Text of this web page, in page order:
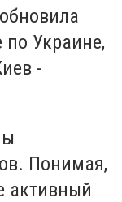
Украине,
-
Понимая,
активный